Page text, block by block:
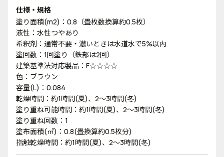
仕様・規格
塗り面積(m2)：0.8（畳枚数換算約0.5枚）
液性：水性つやあり
希釈剤：通常不要・濃いときは水道水で5%以内
塗回数：1回塗り（鉄部は2回）
建築基準法対応製品：F☆☆☆☆
色：ブラウン
容量(L)：0.084
乾燥時間：約1時間(夏)、2～3時間(冬)
塗り重ね可能時間：約1時間(夏)、2～3時間(冬)
塗り重ね回数：1
塗布面積(㎡)：0.8(畳換算約0.5枚分)
指触乾燥時間：約1時間(夏)、2～3時間(冬)